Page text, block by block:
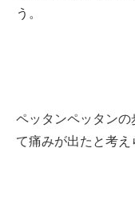
う。
ペッタンペッタン
て痛みが出たと考え